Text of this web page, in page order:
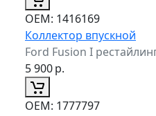
ОЕМ: 1416169
Коллектор впускной
Ford Fusion I
5 900р.
ОЕМ: 1777797